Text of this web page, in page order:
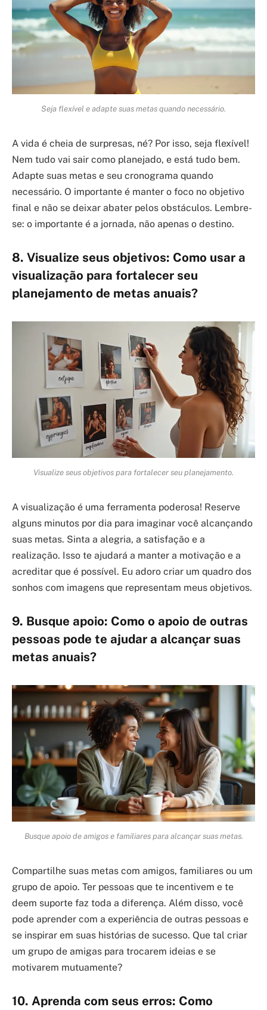
Seja flexível e adapte suas metas quando necessário.
A vida é cheia de surpresas, né? Por isso, seja flexível!
Nem tudo vai sair como planejado, e está tudo bem.
Adapte suas metas e seu cronograma quando
necessário. O importante é manter o foco no objetivo
final e não se deixar abater pelos obstáculos. Lembre-
se: o importante é a jornada, não apenas o destino.
8. Visualize seus objetivos: Como usar a
visualização para fortalecer seu
planejamento de metas anuais?
Visualize seus objetivos para fortalecer seu planejamento.
A visualização é uma ferramenta poderosa! Reserve
alguns minutos por dia para imaginar você alcançando
suas metas. Sinta a alegria, a satisfação e a
realização. Isso te ajudará a manter a motivação e a
acreditar que é possível. Eu adoro criar um quadro dos
sonhos com imagens que representam meus objetivos.
9. Busque apoio: Como o apoio de outras
pessoas pode te ajudar a alcançar suas
metas anuais?
Busque apoio de amigos e familiares para alcançar suas metas.
Compartilhe suas metas com amigos, familiares ou um
grupo de apoio. Ter pessoas que te incentivem e te
deem suporte faz toda a diferença. Além disso, você
pode aprender com a experiência de outras pessoas e
se inspirar em suas histórias de sucesso. Que tal criar
um grupo de amigas para trocarem ideias e se
motivarem mutuamente?
10. Aprenda com seus erros: Como